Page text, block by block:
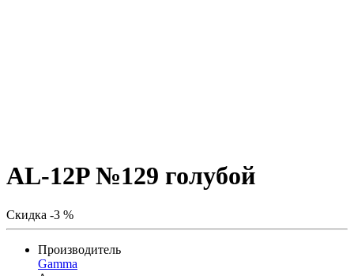
AL-12P №129 голубой
Скидка -3 %
Производитель
Gamma